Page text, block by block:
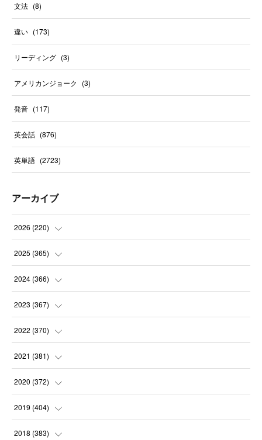
文法 (8)
違い (173)
リーディング (3)
アメリカンジョーク (3)
発音 (117)
英会話 (876)
英単語 (2723)
アーカイブ
2026 (220)
(9)
(31
(30
(31
2025 (365)
(31
(30
(31
(30
2024 (366)
(32
(30
(31
(30
2023 (367)
(31
(31
(31
(30
2022 (370)
(31
(31
(31
(31
2021 (381)
(35
(37
(31
2020 (372)
(32
(32
2019 (404)
(35
2018 (383)